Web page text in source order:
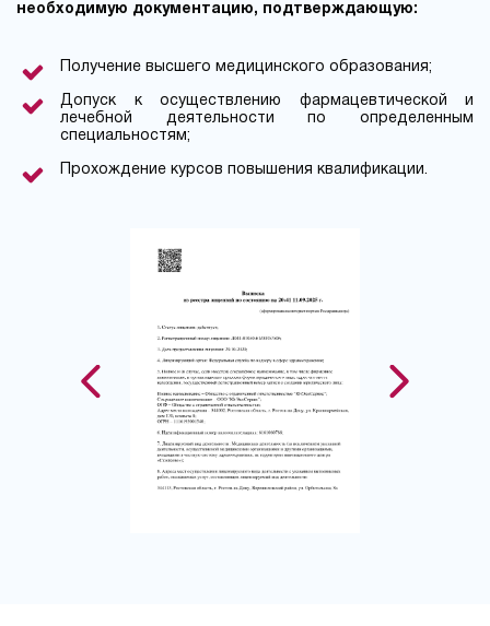
необходимую документацию, подтверждающую:
Получение высшего медицинского образования;
Допуск к осуществлению фармацевтической и
лечебной деятельности по определенным
специальностям;
Прохождение курсов повышения квалификации.